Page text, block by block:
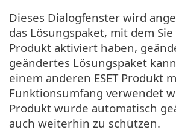
Dieses Dialogfenster wird
das Lösungspaket, mit dem Sie
Produkt aktiviert haben,
geändertes Lösungspaket
einem anderen ESET Produkt
Funktionsumfang verwendet
Produkt wurde automatisch
auch weiterhin zu schützen.